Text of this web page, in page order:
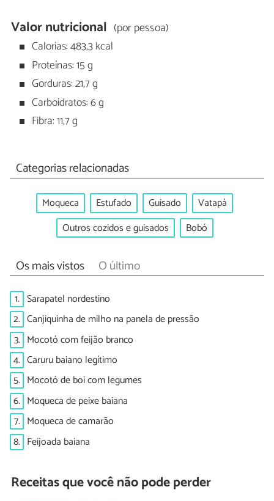
Valor nutricional (por pessoa)
Calorias: 483,3 kcal
Proteínas: 15 g
Gorduras: 21,7 g
Carboidratos: 6 g
Fibra: 11,7 g
Categorias relacionadas
Moqueca Estufado Guisado
Vatapá
Outros cozidos e guisados
Bobó
Os mais vistos O último
1. Sarapatel nordestino
2. Canjiquinha de milho na panela de pressão
3. Mocotó com feijão branco
4. Caruru baiano legítimo
5. Mocotó de boi com legumes
6. Moqueca de peixe baiana
7. Moqueca de camarão
8. Feijoada baiana
Receitas que você não pode perder